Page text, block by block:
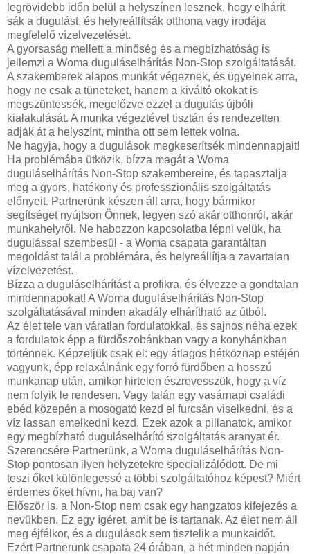
legrövidebb időn belül a helyszínen lesznek, hogy elhárít
sák a dugulást, és helyreállítsák otthona vagy irodája
megfelelő vízelvezetését.
A gyorsaság mellett a minőség és a megbízhatóság is
jellemzi a Woma duguláselhárítás Non-Stop szolgáltatását.
A szakemberek alapos munkát végeznek, és ügyelnek arra,
hogy ne csak a tüneteket, hanem a kiváltó okokat is
megszüntessék, megelőzve ezzel a dugulás újbóli
kialakulását. A munka végeztével tisztán és rendezetten
adják át a helyszínt, mintha ott sem lettek volna.
Ne hagyja, hogy a dugulások megkeserítsék mindennapjait!
Ha problémába ütközik, bízza magát a Woma
duguláselhárítás Non-Stop szakembereire, és tapasztalja
meg a gyors, hatékony és professzionális szolgáltatás
előnyeit. Partnerünk készen áll arra, hogy bármikor
segítséget nyújtson Önnek, legyen szó akár otthonról, akár
munkahelyről. Ne habozzon kapcsolatba lépni velük, ha
dugulással szembesül - a Woma csapata garantáltan
megoldást talál a problémára, és helyreállítja a zavartalan
vízelvezetést.
Bízza a duguláselhárítást a profikra, és élvezze a gondtalan
mindennapokat! A Woma duguláselhárítás Non-Stop
szolgáltatásával minden akadály elhárítható az útból.
Az élet tele van váratlan fordulatokkal, és sajnos néha ezek
a fordulatok épp a fürdőszobánkban vagy a konyhánkban
történnek. Képzeljük csak el: egy átlagos hétköznap estéjén
vagyunk, épp relaxálnánk egy forró fürdőben a hosszú
munkanap után, amikor hirtelen észrevesszük, hogy a víz
nem folyik le rendesen. Vagy talán egy vasárnapi családi
ebéd közepén a mosogató kezd el furcsán viselkedni, és a
víz lassan emelkedni kezd. Ezek azok a pillanatok, amikor
egy megbízható duguláselhárító szolgáltatás aranyat ér.
Szerencsére Partnerünk, a Woma duguláselhárítás Non-
Stop pontosan ilyen helyzetekre specializálódott. De mi
teszi őket különlegessé a többi szolgáltatóhoz képest? Miért
érdemes őket hívni, ha baj van?
Először is, a Non-Stop nem csak egy hangzatos kifejezés a
nevükben. Ez egy ígéret, amit be is tartanak. Az élet nem áll
meg éjfélkor, és a dugulások sem tisztelik a munkaidőt.
Ezért Partnerünk csapata 24 órában, a hét minden napján